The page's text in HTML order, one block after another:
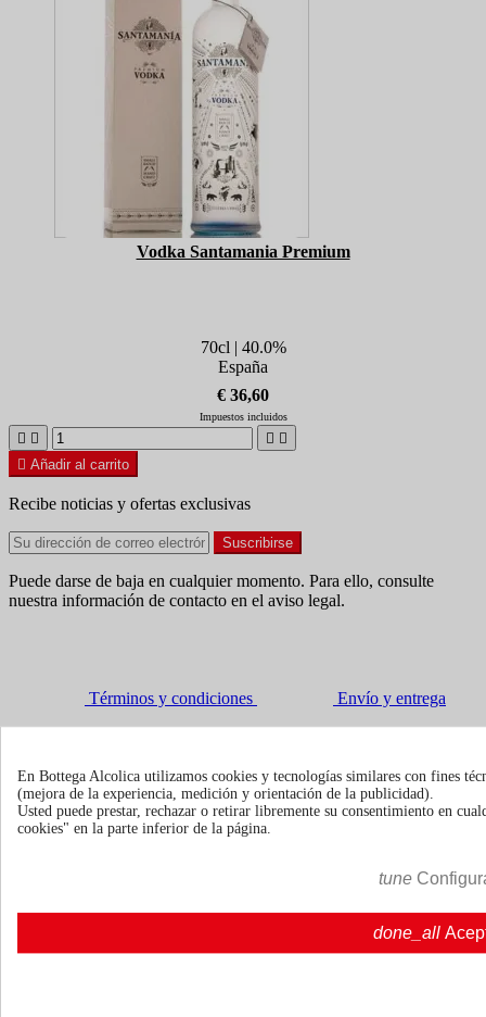
Vodka Santamania Premium
70cl | 40.0%
España
€ 36,60
Impuestos incluidos
   
 Añadir al carrito
Recibe noticias y ofertas exclusivas
Puede darse de baja en cualquier momento. Para ello, consulte
nuestra información de contacto en el aviso legal.
Términos y condiciones Envío y entrega
Políticas de devolución
Sobre nosotros Mostrar/ocultar enlaces de sobre nosotros
Preguntas frecuentes | Bottegaalcolica.com
Información Mostrar/ocultar enlaces de información
En Bottega Alcolica utilizamos cookies y tecnologías similares con fines
(mejora de la experiencia, medición y orientación de la publicidad).
Usted puede prestar, rechazar o retirar libremente su consentimiento en
cookies" en la parte inferior de la página.
tune
done_all